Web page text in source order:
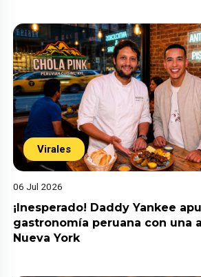
Virales
06 Jul 2026
¡Inesperado! Daddy Yankee
gastronomía peruana con una
Nueva York